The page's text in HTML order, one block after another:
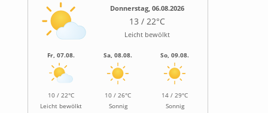
Donnerstag, 06.08.2026
13 / 22°C
Leicht bewölkt
Fr, 07.08.
10 / 22°C
Leicht bewölkt
Sa, 08.08.
10 / 26°C
Sonnig
So, 09.08.
14 / 29°C
Sonnig